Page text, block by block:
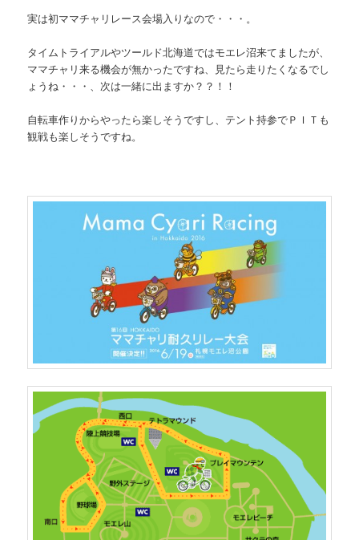
実は初ママチャリレース会場入りなので・・・。
タイムトライアルやツールド北海道ではモエレ沼来てましたが、
ママチャリ来る機会が無かったですね、見たら走りたくなるでし
ょうね・・・、次は一緒に出ますか？？！！
自転車作りからやったら楽しそうですし、テント持参でＰＩＴも
観戦も楽しそうですね。